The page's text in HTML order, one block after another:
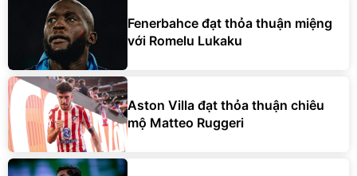
Fenerbahce đạt thỏa thuận miệng
với Romelu Lukaku
Aston Villa đạt thỏa thuận chiêu
mộ Matteo Ruggeri